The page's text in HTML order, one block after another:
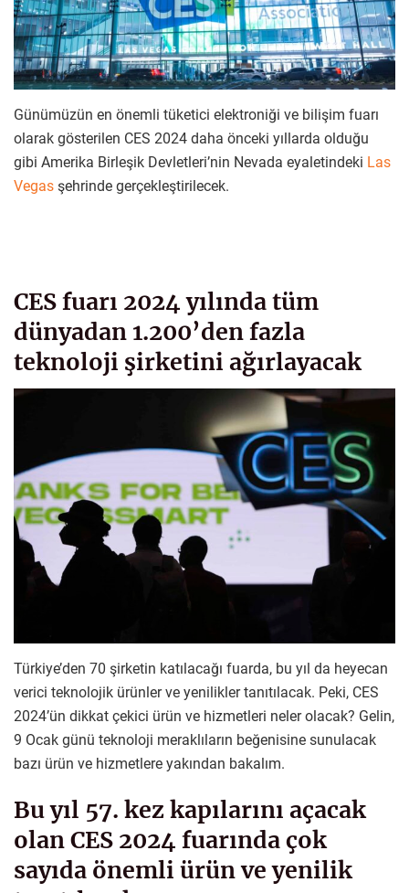
Günümüzün en önemli tüketici elektroniği ve bilişim fuarı
olarak gösterilen CES 2024 daha önceki yıllarda olduğu
gibi Amerika Birleşik Devletleri’nin Nevada eyaletindeki Las
Vegas şehrinde gerçekleştirilecek.
CES fuarı 2024 yılında tüm
dünyadan 1.200’den fazla
teknoloji şirketini ağırlayacak
Türkiye’den 70 şirketin katılacağı fuarda, bu yıl da heyecan
verici teknolojik ürünler ve yenilikler tanıtılacak. Peki, CES
2024’ün dikkat çekici ürün ve hizmetleri neler olacak? Gelin,
9 Ocak günü teknoloji meraklıların beğenisine sunulacak
bazı ürün ve hizmetlere yakından bakalım.
Bu yıl 57. kez kapılarını açacak
olan CES 2024 fuarında çok
sayıda önemli ürün ve yenilik